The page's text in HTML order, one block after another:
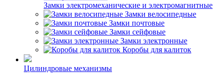
Замки электромеханические и электромагнитные
Замки велосипедные
Замки почтовые
Замки сейфовые
Замки электронные
Коробы для калиток
Цилиндровые механизмы